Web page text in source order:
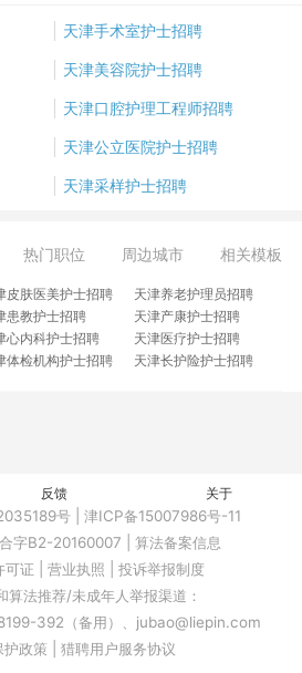
天津手术室护士招聘
天津美容院护士招聘
天津口腔护理工程师招聘
天津公立医院护士招聘
天津采样护士招聘
热门职位 周边城市 相关模板
皮肤医美护士招聘
天津养老护理员招聘
患教护士招聘
天津产康护士招聘
心内科护士招聘
天津医疗护士招聘
体检机构护士招聘
天津长护险护士招聘
康复病房护士招聘
私密老师招聘 天津消化内镜护士招聘
反馈 关于